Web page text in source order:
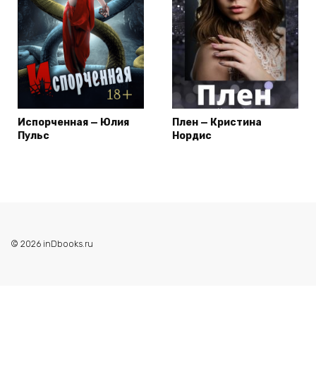
Испорченная — Юлия
Пульс
Плен — Кристина
Нордис
© 2026 inDbooks.ru